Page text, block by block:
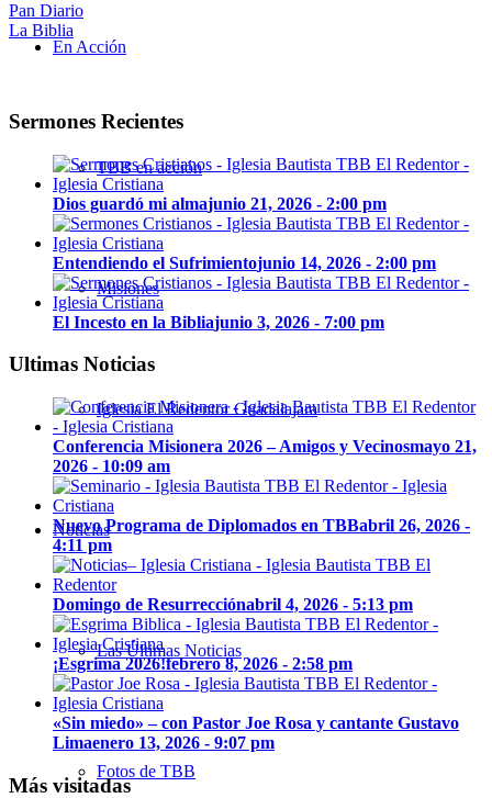
En Acción
TBB en acción
Misiones
Iglesia El Redentor Guadalajara
Noticias
Las Últimas Noticias
Fotos de TBB
Pan Diario
La Biblia
Sermones Recientes
Dios guardó mi almajunio 21, 2026 - 2:00 pm
Entendiendo el Sufrimientojunio 14, 2026 - 2:00 pm
El Incesto en la Bibliajunio 3, 2026 - 7:00 pm
Ultimas Noticias
Conferencia Misionera 2026 – Amigos y Vecinosmayo 21,
2026 - 10:09 am
Nuevo Programa de Diplomados en TBBabril 26, 2026 -
4:11 pm
Domingo de Resurrecciónabril 4, 2026 - 5:13 pm
¡Esgrima 2026!febrero 8, 2026 - 2:58 pm
«Sin miedo» – con Pastor Joe Rosa y cantante Gustavo
Limaenero 13, 2026 - 9:07 pm
Más visitadas